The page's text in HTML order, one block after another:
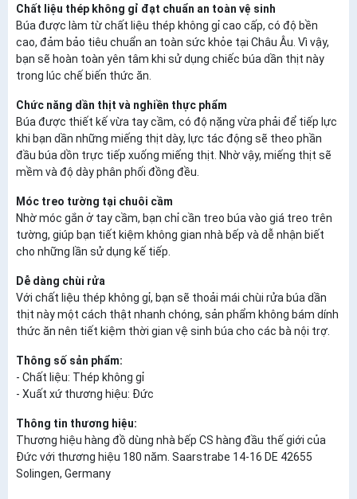
Chất liệu thép không gỉ đạt chuẩn an toàn vệ sinh
Búa được làm từ chất liệu thép không gỉ cao cấp, có độ bền
cao, đảm bảo tiêu chuẩn an toàn sức khỏe tại Châu Âu. Vì vậy,
bạn sẽ hoàn toàn yên tâm khi sử dụng chiếc búa dần thịt này
trong lúc chế biến thức ăn.
Chức năng dần thịt và nghiền thực phẩm
Búa được thiết kế vừa tay cầm, có độ nặng vừa phải để tiếp lực
khi bạn dần những miếng thịt dày, lực tác động sẽ theo phần
đầu búa dồn trực tiếp xuống miếng thịt. Nhờ vậy, miếng thịt sẽ
mềm và độ dày phân phối đồng đều.
Móc treo tường tại chuôi cầm
Nhờ móc gắn ở tay cầm, bạn chỉ cần treo búa vào giá treo trên
tường, giúp bạn tiết kiệm không gian nhà bếp và dễ nhận biết
cho những lần sử dụng kế tiếp.
Dễ dàng chùi rửa
Với chất liệu thép không gỉ, bạn sẽ thoải mái chùi rửa búa dần
thịt này một cách thật nhanh chóng, sản phẩm không bám dính
thức ăn nên tiết kiệm thời gian vệ sinh búa cho các bà nội trợ.
Thông số sản phẩm:
- Chất liệu: Thép không gỉ
- Xuất xứ thương hiệu: Đức
Thông tin thương hiệu:
Thương hiệu hàng đồ dùng nhà bếp CS hàng đầu thế giới của
Đức với thương hiệu 180 năm. Saarstrabe 14-16 DE 42655
Solingen, Germany